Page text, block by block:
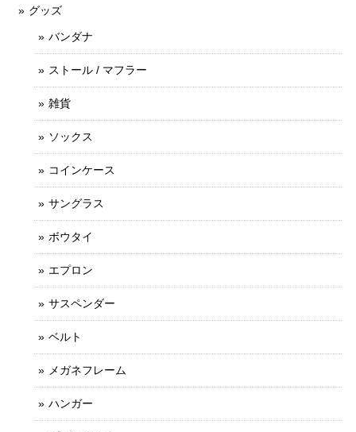
グッズ
バンダナ
ストール / マフラー
雑貨
ソックス
コインケース
サングラス
ボウタイ
エプロン
サスペンダー
ベルト
メガネフレーム
ハンガー